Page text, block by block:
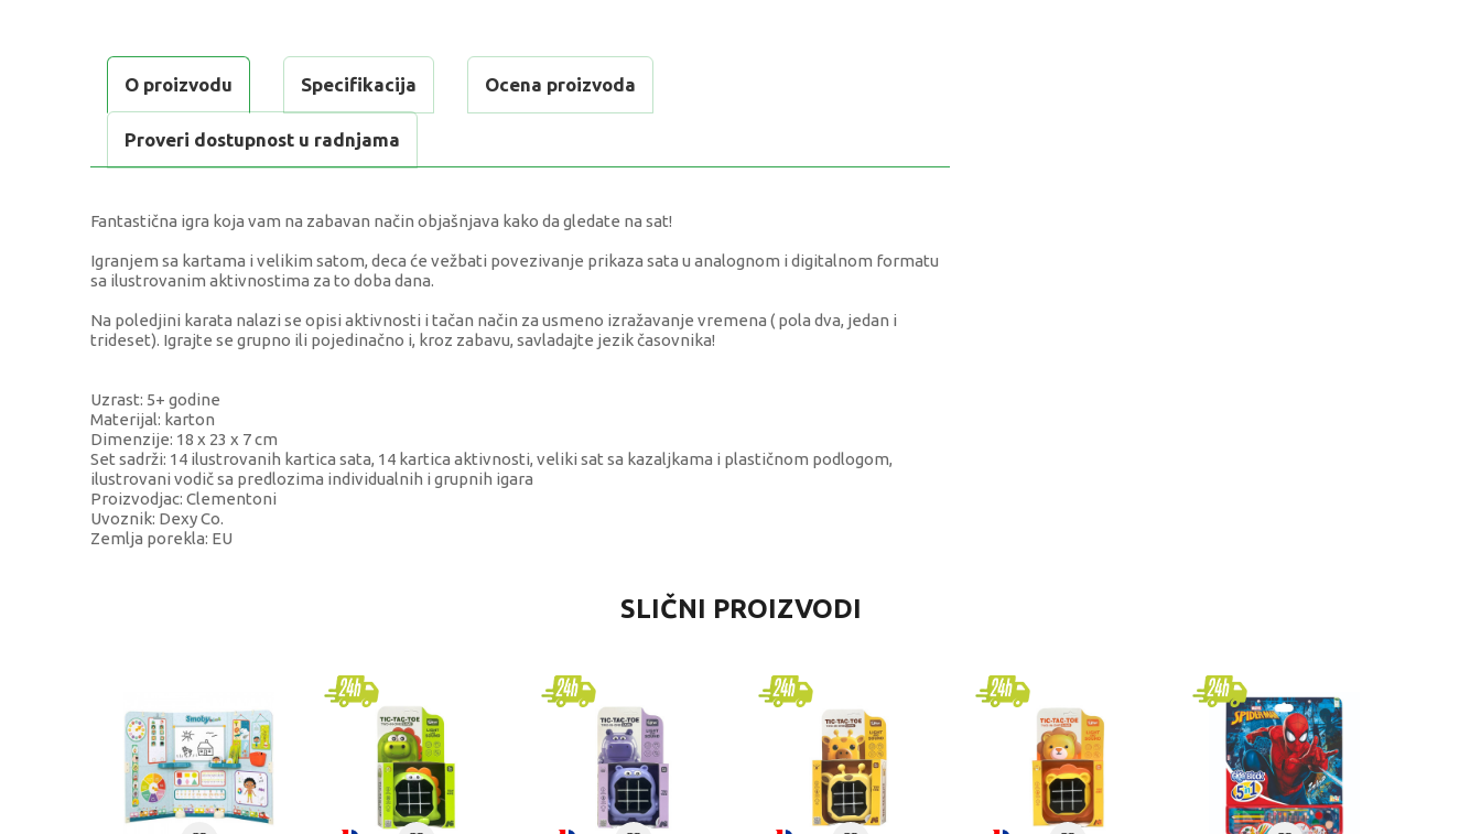
O proizvodu Specifikacija Ocena proizvoda
Proveri dostupnost u radnjama
Fantastična igra koja vam na zabavan način objašnjava kako da gledate na sat!
Igranjem sa kartama i velikim satom, deca će vežbati povezivanje prikaza sata u analognom i digitalnom formatu
sa ilustrovanim aktivnostima za to doba dana.
Na poledjini karata nalazi se opisi aktivnosti i tačan način za usmeno izražavanje vremena ( pola dva, jedan i
trideset). Igrajte se grupno ili pojedinačno i, kroz zabavu, savladajte jezik časovnika!
Uzrast: 5+ godine
Materijal: karton
Dimenzije: 18 x 23 x 7 cm
Set sadrži: 14 ilustrovanih kartica sata, 14 kartica aktivnosti, veliki sat sa kazaljkama i plastičnom podlogom,
ilustrovani vodič sa predlozima individualnih i grupnih igara
Proizvodjac: Clementoni
Uvoznik: Dexy Co.
Zemlja porekla: EU
Edukativne igračke za decu
Young learners
Pol
Uzrast
Kategorija EDUKATIVNE IGRACKE ZA DECU
SLIČNI PROIZVODI